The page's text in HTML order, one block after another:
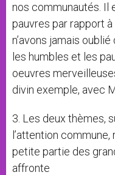
nos communautés. Il
pauvres par rapport
n’avons jamais
les humbles et les
oeuvres
divin exemple, avec
3. Les deux thèmes,
l’attention
petite partie des
affronte